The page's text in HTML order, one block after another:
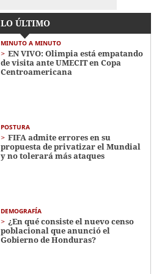
LO ÚLTIMO
MINUTO A MINUTO
EN VIVO: Olimpia está empatando
de visita ante UMECIT en Copa
Centroamericana
POSTURA
FIFA admite errores en su
propuesta de privatizar el Mundial
y no tolerará más ataques
DEMOGRAFÍA
¿En qué consiste el nuevo censo
poblacional que anunció el
Gobierno de Honduras?